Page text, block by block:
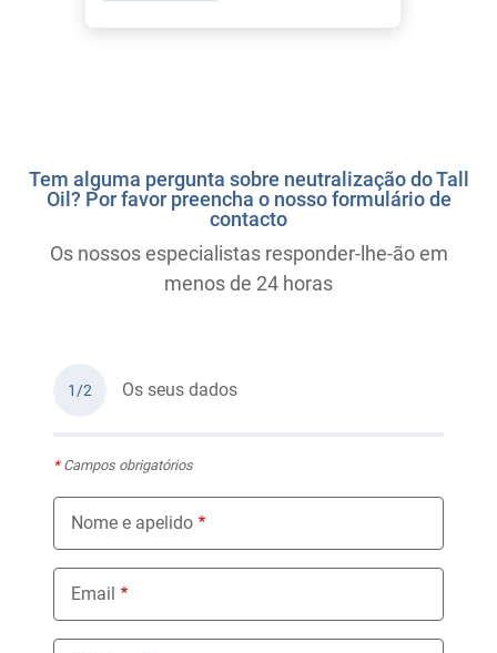
Tem alguma pergunta sobre neutralização do Tall
Oil? Por favor preencha o nosso formulário de
contacto
Os nossos especialistas responder-lhe-ão em
menos de 24 horas
1/2 Os seus dados
*Campos obrigatórios
Nome e apelido
Email